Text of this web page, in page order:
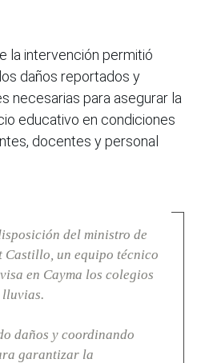
la intervención permitió
daños reportados y
necesarias para asegurar la
educativo en condiciones
docentes y personal
del ministro de
Castillo, un equipo técnico
en Cayma los colegios
lluvias.
daños y coordinando
garantizar la